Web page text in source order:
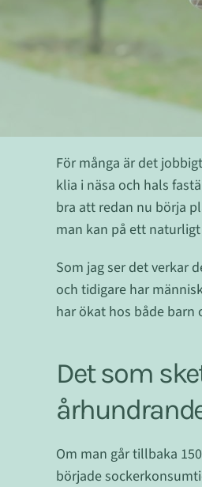
För många är det
klia i näsa och hals
bra att redan nu börja
man kan på ett
Som jag ser det verkar
och tidigare har
har ökat hos både barn
Det som
Om man går tillbaka
började